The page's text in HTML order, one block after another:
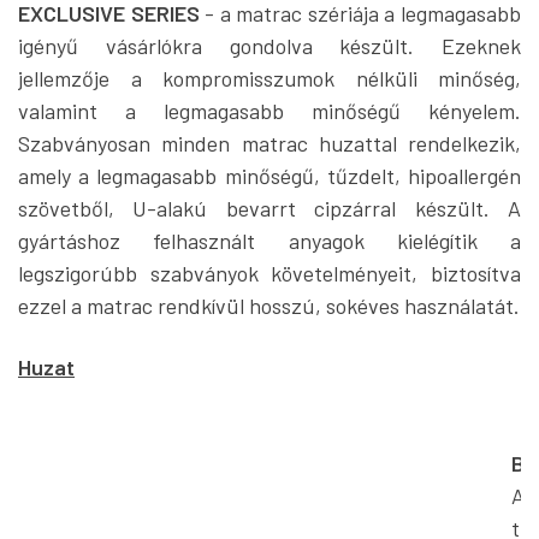
EXCLUSIVE SERIES - a matrac szériája a legmagasabb
igényű vásárlókra gondolva készült. Ezeknek
jellemzője a kompromisszumok nélküli minőség,
valamint a legmagasabb minőségű kényelem.
Szabványosan minden matrac huzattal rendelkezik,
amely a legmagasabb minőségű, tűzdelt, hipoallergén
szövetből, U-alakú bevarrt cipzárral készült. A
gyártáshoz felhasznált anyagok kielégítik a
legszigorúbb szabványok követelményeit, biztosítva
ezzel a matrac rendkívül hosszú, sokéves használatát.
Huzat
A